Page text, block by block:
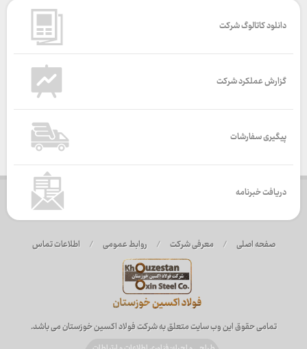
دانلود کاتالوگ شرکت
گزارش عملکرد شرکت
پیگیری سفارشات
دریافت خبرنامه
صفحه اصلی / معرفی شرکت / روابط عمومی / اطلاعات تماس
تمامی حقوق این وب سایت متعلق به شرکت فولاد اکسین خوزستان می باشد.